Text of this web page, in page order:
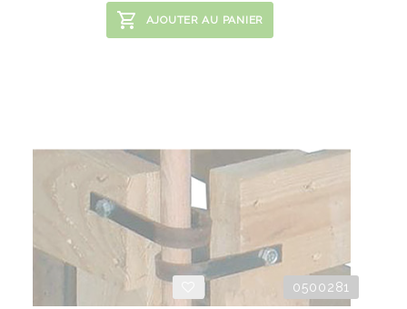
AJOUTER AU PANIER
0500281